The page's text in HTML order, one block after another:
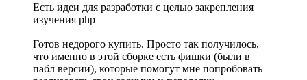
Есть идеи для разработки с целью закрепления
изучения php
Готов недорого купить. Просто так получилось,
что именно в этой сборке есть фишки (были в
пабл версии), которые помогут мне попробовать